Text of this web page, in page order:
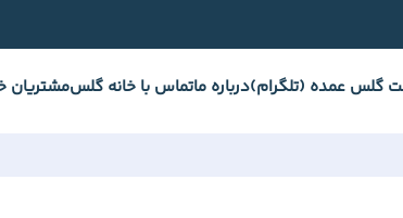
گلس عمده (تلگرام)درباره ماتماس با خانه گلسمشتریان